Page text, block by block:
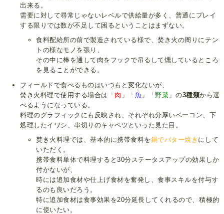
出来る。
需要に対して尋常じゃないレベルで供給量が多く、普通にプレイ
する限りでは数が不足して困るということはまずない。
食料配給所の前で製造されている様で、焚き火の周りにテン
トの様なモノを張り、
その中に棒を通して肉をフックで吊るして燻しているところ
を見ることができる。
フィールドで食べるものはいつもと変化ないが、
焚き火料理で使用する場合は「肉 」「魚 」「野菜 」の3種類から選
べるようになっている。
料理のグラフィックにも反映され、それぞれ分厚いベーコン、下
処理したイワシ、串切りのキャベツといった見た目。
焚き火料理では、基本的に携帯食料を鍋でバター焼き にして
いただく。
携帯食料単体で料理すると30分ステータスアップの効果しか
付かないが、
時には追加食材や仕上げ食材を奮発し、食事スキルを付与す
るのも良いだろう。
特に追加食材は食事効果を20分延長してくれるので、積極的
に使いたい。